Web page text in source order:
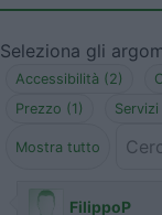
Seleziona gli
Accessibilità (2)
Prezzo (1)
Servizi
Mostra tutto
FilippoP